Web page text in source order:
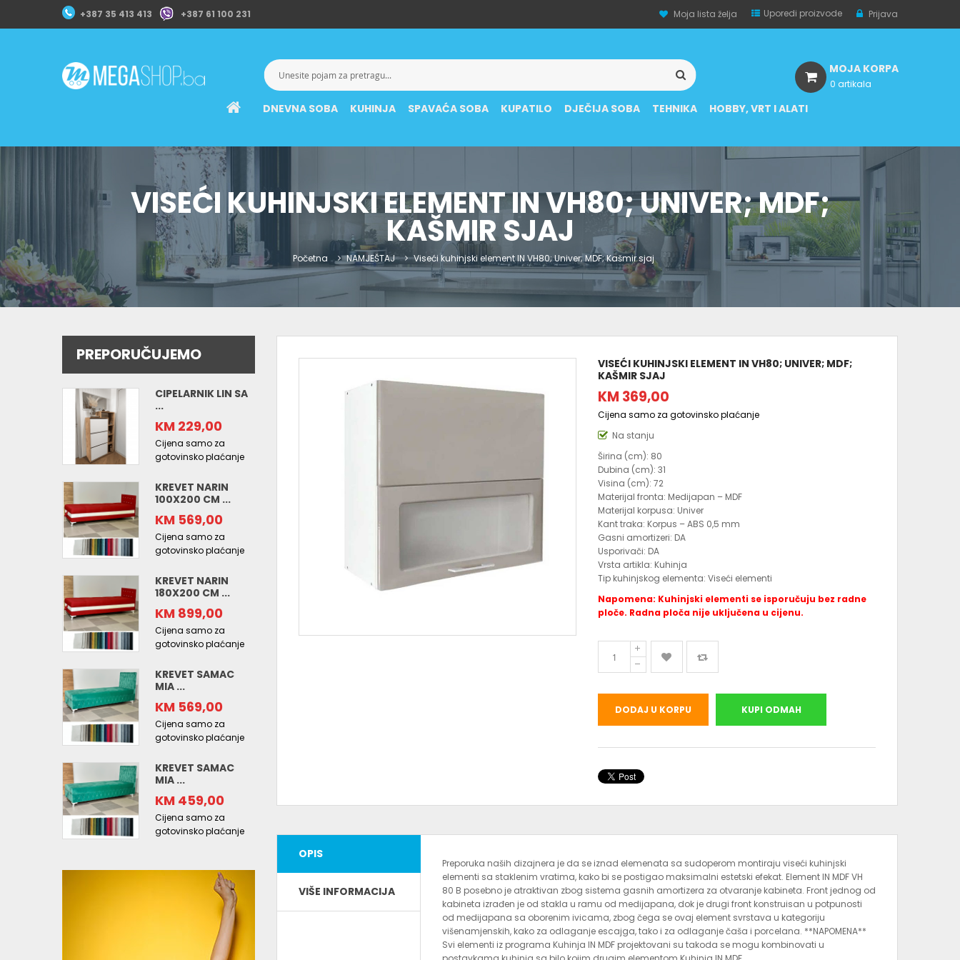
+387 35 413 413 +387 61 100 231 Moja lista želja Uporedi proizvode Prijava
DNEVNA SOBA KUHINJA SPAVAĆA SOBA KUPATILO DJEČIJA SOBA TEHNIKA HOBBY, VRT I ALATI
MOJA KORPA
0 artikala
VISEĆI KUHINJSKI ELEMENT IN VH80; UNIVER; MDF;
KAŠMIR SJAJ
Početna NAMJEŠTAJ Viseći kuhinjski element IN VH80; Univer; MDF; Kašmir sjaj
VISEĆI KUHINJSKI ELEMENT IN VH80; UNIVER; MDF;
KAŠMIR SJAJ
KM 369,00
Cijena samo za gotovinsko plaćanje
Na stanju
Širina (cm): 80
Dubina (cm): 31
Visina (cm): 72
Materijal fronta: Medijapan – MDF
Materijal korpusa: Univer
Kant traka: Korpus – ABS 0,5 mm
Gasni amortizeri: DA
Usporivači: DA
Vrsta artikla: Kuhinja
Tip kuhinjskog elementa: Viseći elementi
Napomena: Kuhinjski elementi se isporučuju bez radne
ploče. Radna ploča nije uključena u cijenu.
DODAJ U KORPU KUPI ODMAH
OPIS
VIŠE INFORMACIJA
Preporuka naših dizajnera je da se iznad elemenata sa sudoperom montiraju viseći kuhinjski
elementi sa staklenim vratima, kako bi se postigao maksimalni estetski efekat. Element IN MDF VH
80 B posebno je atraktivan zbog sistema gasnih amortizera za otvaranje kabineta. Front jednog od
kabineta izrađen je od stakla u ramu od medijapana, dok je drugi front konstruisan u potpunosti
od medijapana sa oborenim ivicama, zbog čega se ovaj element svrstava u kategoriju
višenamjenskih, kako za odlaganje escajga, tako i za odlaganje čaša i porcelana. **NAPOMENA**
Svi elementi iz programa Kuhinja IN MDF projektovani su takoda se mogu kombinovati u
PREPORUČUJEMO
CIPELARNIK LIN SA
...
KM 229,00
Cijena samo za
gotovinsko plaćanje
KREVET NARIN
100X200 CM ...
KM 569,00
Cijena samo za
gotovinsko plaćanje
KREVET NARIN
180X200 CM ...
KM 899,00
Cijena samo za
gotovinsko plaćanje
KREVET SAMAC
MIA ...
KM 569,00
Cijena samo za
gotovinsko plaćanje
KREVET SAMAC
MIA ...
KM 459,00
Cijena samo za
gotovinsko plaćanje